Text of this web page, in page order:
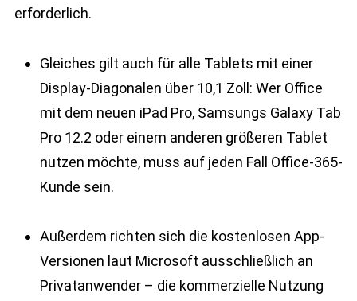
erforderlich.
Gleiches gilt auch für alle Tablets mit einer
Display-Diagonalen über 10,1 Zoll: Wer Office
mit dem neuen iPad Pro, Samsungs Galaxy Tab
Pro 12.2 oder einem anderen größeren Tablet
nutzen möchte, muss auf jeden Fall Office-365-
Kunde sein.
Außerdem richten sich die kostenlosen App-
Versionen laut Microsoft ausschließlich an
Privatanwender – die kommerzielle Nutzung